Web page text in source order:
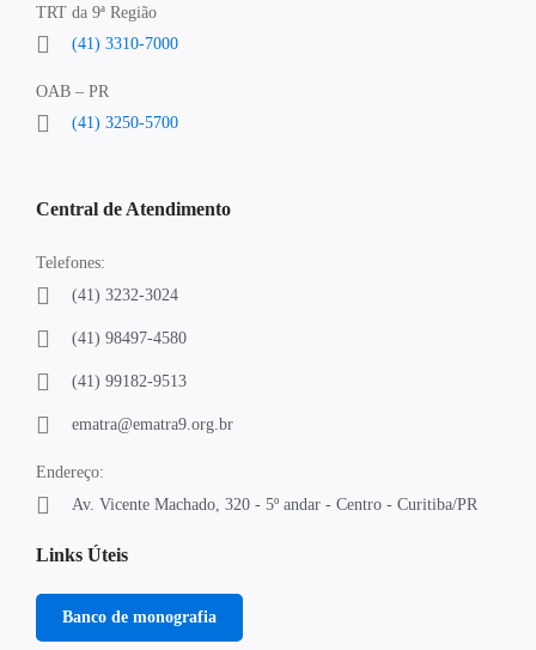
TRT da 9ª Região
(41) 3310-7000
OAB – PR
(41) 3250-5700
Central de Atendimento
Telefones:
(41) 3232-3024
(41) 98497-4580
(41) 99182-9513
ematra@ematra9.org.br
Endereço:
Av. Vicente Machado, 320 - 5º andar - Centro - Curitiba/PR
Links Úteis
Banco de monografia